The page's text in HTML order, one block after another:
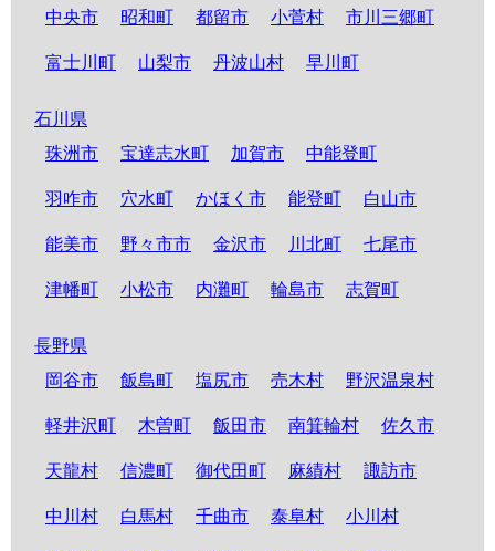
中央市 昭和町 都留市 小菅村 市川三郷町
富士川町 山梨市 丹波山村 早川町
石川県
珠洲市
宝達志水町 加賀市 中能登町
羽咋市 穴水町 かほく市 能登町 白山市
能美市 野々市市 金沢市 川北町 七尾市
津幡町 小松市 内灘町 輪島市 志賀町
長野県
岡谷市
飯島町 塩尻市 売木村 野沢温泉村
軽井沢町 木曽町 飯田市 南箕輪村 佐久市
天龍村 信濃町 御代田町 麻績村 諏訪市
中川村 白馬村 千曲市 泰阜村 小川村